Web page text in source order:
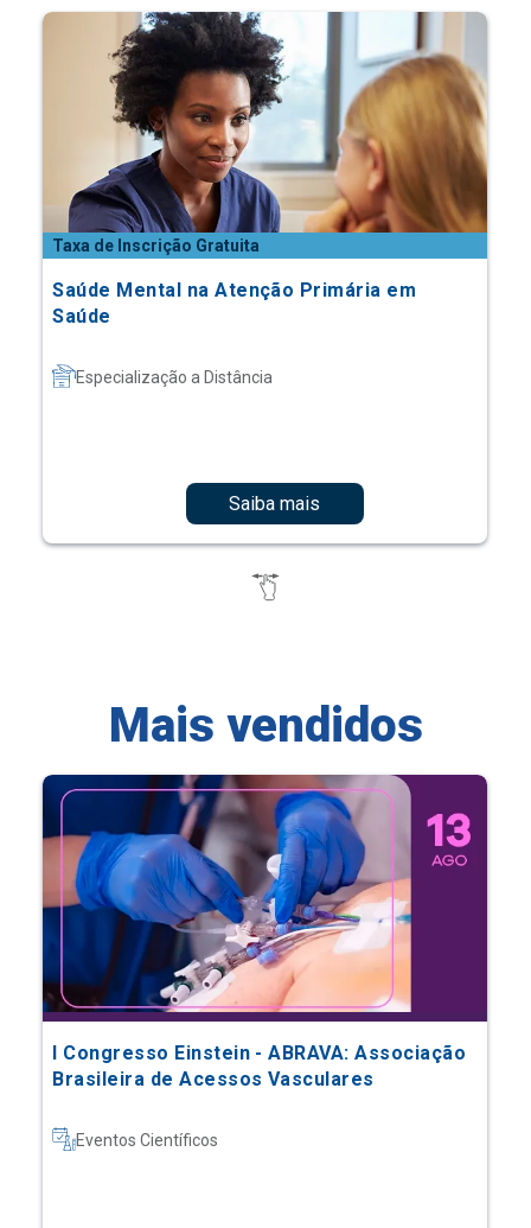
Taxa de Inscrição Gratuita
Saúde Mental na Atenção Primária em
Saúde
Especialização a Distância
Saiba mais
Mais vendidos
I Congresso Einstein - ABRAVA: Associação
Brasileira de Acessos Vasculares
Eventos Científicos